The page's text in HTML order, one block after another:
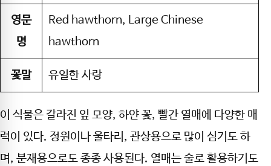
영문
명
Red hawthorn, Large Chinese
hawthorn
꽃말 유일한 사랑
이 식물은 갈라진 잎 모양, 하얀 꽃, 빨간 열매에 다양한 매
력이 있다. 정원이나 울타리, 관상용으로 많이 심기도 하
며, 분재용으로도 종종 사용된다. 열매는 술로 활용하기도